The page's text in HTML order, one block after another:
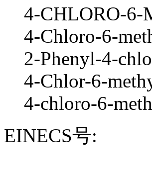
4-CHLORO-
4-Chloro-6-
2-Phenyl-4-
4-Chlor-6-
4-chloro-6-
EINECS号: